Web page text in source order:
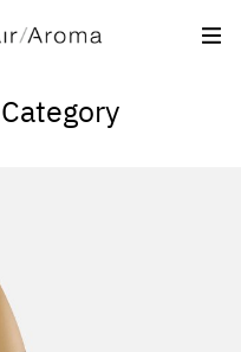
Category: تسويق الروائح